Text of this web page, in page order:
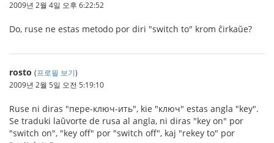
2009년 2월 4일 오후 6:22:52
Do, ruse ne estas metodo por diri "switch to" krom ĉirkaŭe?
rosto (프로필 보기)
2009년 2월 5일 오전 5:19:10
Ruse ni diras "пере-ключ-ить", kie "ключ" estas angla "key".
Se traduki laŭvorte de rusa al angla, ni diras "key on" por
"switch on", "key off" por "switch off", kaj "rekey to" por